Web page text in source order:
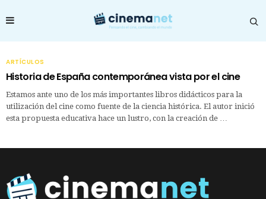
ARTÍCULOS
Historia de España contemporánea vista por el cine
Estamos ante uno de los más importantes libros didácticos para la
utilización del cine como fuente de la ciencia histórica. El autor inició
esta propuesta educativa hace un lustro, con la creación de …